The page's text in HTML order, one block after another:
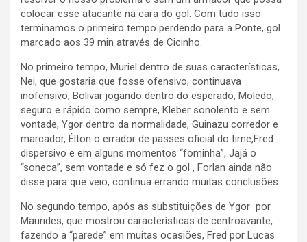
colocar esse atacante na cara do gol. Com tudo isso
terminamos o primeiro tempo perdendo para a Ponte, gol
marcado aos 39 min através de Cicinho.
No primeiro tempo, Muriel dentro de suas características,
Nei, que gostaria que fosse ofensivo, continuava
inofensivo, Bolivar jogando dentro do esperado, Moledo,
seguro e rápido como sempre, Kleber sonolento e sem
vontade, Ygor dentro da normalidade, Guinazu corredor e
marcador, Élton o errador de passes oficial do time,Fred
dispersivo e em alguns momentos “fominha”, Jajá o
“soneca”, sem vontade e só fez o gol , Forlan ainda não
disse para que veio, continua errando muitas conclusões.
No segundo tempo, após as substituições de Ygor por
Maurides, que mostrou características de centroavante,
fazendo a “parede” em muitas ocasiões, Fred por Lucas